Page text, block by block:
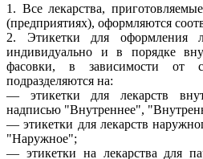
1. Все лекарства,
(предприятиях), оформляются
2. Этикетки для оформления
индивидуально и в порядке
фасовки, в зависимости от
подразделяются на:
— этикетки для лекарств
надписью "Внутреннее",
— этикетки для лекарств
"Наружное";
— этикетки на лекарства для